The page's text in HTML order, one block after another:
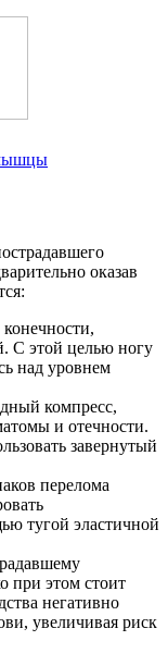
оказав
С этой целью ногу
над уровнем
компресс,
и отечности.
завернутый
перелома
тугой эластичной
при этом стоит
негативно
увеличивая риск